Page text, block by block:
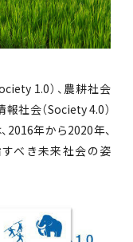
1.0）、農耕社会
報社会（Society 4.0）
2016年から2020年、
べき未来社会の姿